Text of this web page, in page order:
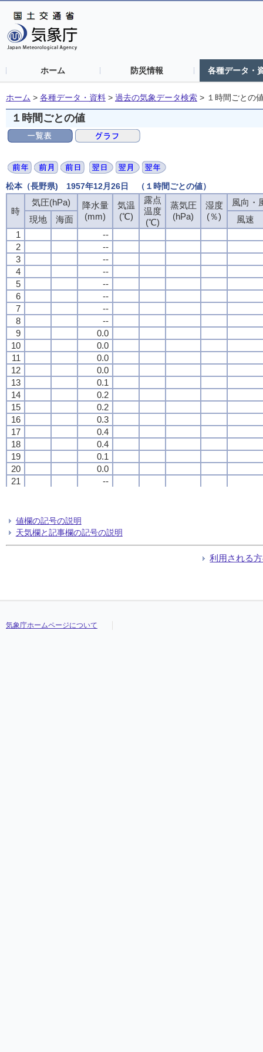
ホーム 防災情報 各種データ・
ホーム > 各種データ・資料 > 過去の気象データ検索 > １時間ごとの
１時間ごとの値
松本（長野県) 1957年12月26日 （１時間ごとの値）
時
気圧(hPa)
降水量
(mm)
気温
(℃)
露点
温度
(℃)
蒸気圧
(hPa)
湿度
(％)
風向・
現地
海面
風速
1
--
2
--
3
--
4
--
5
--
6
--
7
--
8
--
9
0.0
10
0.0
11
0.0
12
0.0
13
0.1
14
0.2
15
0.2
16
0.3
17
0.4
18
0.4
19
0.1
20
0.0
21
--
24
時
気圧(hPa)
降水量
(mm)
気温
(℃)
露点
温度
(℃)
蒸気圧
(hPa)
湿度
(％)
風向・
現地
海面
風速
1
--
2
--
3
--
4
--
5
--
6
--
7
--
8
--
9
0.0
10
0.0
11
0.0
12
0.0
13
0.1
14
0.2
15
0.2
16
0.3
17
0.4
18
0.4
19
0.1
20
0.0
21
--
24
時
気圧(hPa)
降水量
(mm)
気温
(℃)
露点
温度
(℃)
蒸気圧
(hPa)
湿度
(％)
風向・
現地
海面
風速
1
--
2
--
3
--
4
--
5
--
6
--
7
--
8
--
9
0.0
10
0.0
11
0.0
12
0.0
13
0.1
14
0.2
15
0.2
16
0.3
17
0.4
18
0.4
19
0.1
20
0.0
21
--
24
時
気圧(hPa)
降水量
(mm)
気温
(℃)
露点
温度
(℃)
蒸気圧
(hPa)
湿度
(％)
風向・
現地
海面
風速
1
--
2
--
3
--
4
--
5
--
6
--
7
--
8
--
9
0.0
10
0.0
11
0.0
12
0.0
13
0.1
14
0.2
15
0.2
16
0.3
17
0.4
18
0.4
19
0.1
20
0.0
21
--
24
値欄の記号の説明
天気欄と記事欄の記号の説明
利用される
気象庁ホームページについて